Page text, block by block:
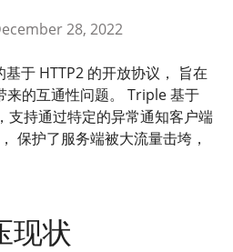
28, 2022
于 HTTP2 的开放协议， 旨在
的互通性问题。 Triple 基于
支持通过特定的异常通知客户端
保护了服务端被大流量击垮，
现状